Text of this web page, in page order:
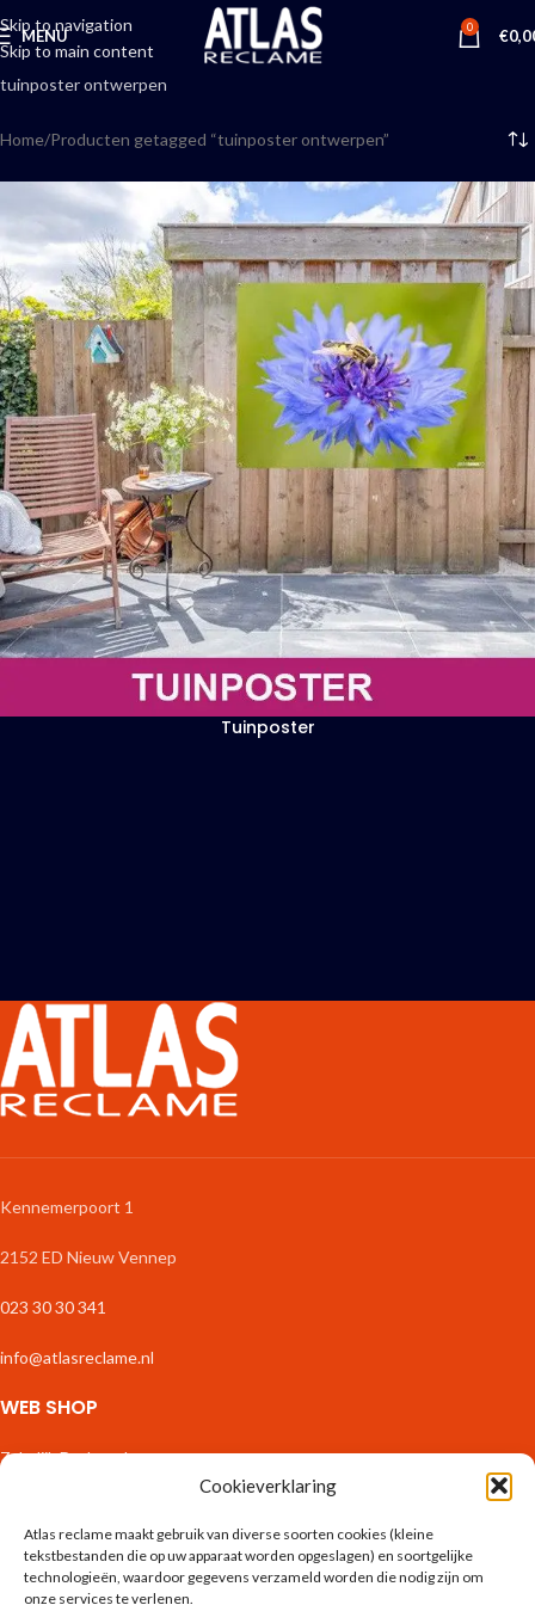
Cookieverklaring
Atlas reclame maakt gebruik van diverse soorten cookies (kleine
tekstbestanden die op uw apparaat worden opgeslagen) en soortgelijke
technologieën, waardoor gegevens verzameld worden die nodig zijn om
onze services te verlenen.
Skip to navigation
Skip to main content
MENU 0 €
tuinposter ontwerpen
Home Producten getagged “tuinposter ontwerpen”
Tuinposter
Kennemerpoort 1
2152 ED Nieuw Vennep
023 30 30 341
info@atlasreclame.nl
WEB SHOP
Zakelijk Drukwerk
Interieur
Binnenreclame
Spandoeken & Borden